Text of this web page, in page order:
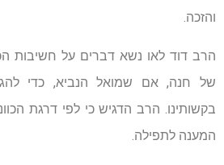
והזכה.
הרב דוד לאו נשא דברים על חשיבות
של חנה, אם שמואל הנביא, כדי
בקשותינו. הרב הדגיש כי לפי דרגת
המענה לתפילה.